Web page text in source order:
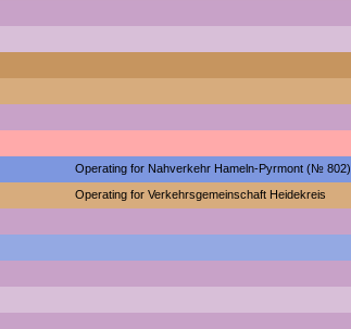
Operating for Nahverkehr Hameln-Pyrmont (№ 802)
Operating for Verkehrsgemeinschaft Heidekreis